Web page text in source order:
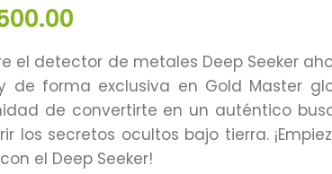
el detector de metales Deep Seeker
de forma exclusiva en Gold Master
de convertirte en un auténtico
los secretos ocultos bajo tierra.
el Deep Seeker!